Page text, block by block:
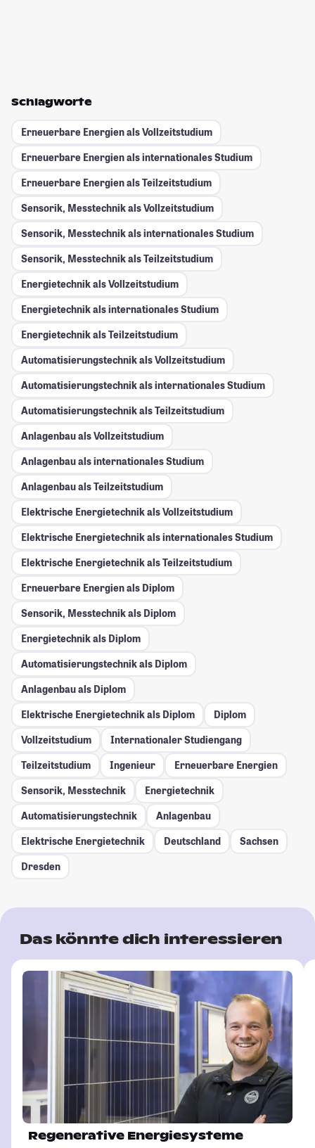
Schlagworte
Erneuerbare Energien als Vollzeitstudium
Erneuerbare Energien als internationales Studium
Erneuerbare Energien als Teilzeitstudium
Sensorik, Messtechnik als Vollzeitstudium
Sensorik, Messtechnik als internationales Studium
Sensorik, Messtechnik als Teilzeitstudium
Energietechnik als Vollzeitstudium
Energietechnik als internationales Studium
Energietechnik als Teilzeitstudium
Automatisierungstechnik als Vollzeitstudium
Automatisierungstechnik als internationales Studium
Automatisierungstechnik als Teilzeitstudium
Anlagenbau als Vollzeitstudium
Anlagenbau als internationales Studium
Anlagenbau als Teilzeitstudium
Elektrische Energietechnik als Vollzeitstudium
Elektrische Energietechnik als internationales Studium
Elektrische Energietechnik als Teilzeitstudium
Erneuerbare Energien als Diplom
Sensorik, Messtechnik als Diplom
Energietechnik als Diplom
Automatisierungstechnik als Diplom
Anlagenbau als Diplom
Elektrische Energietechnik als Diplom
Diplom
Vollzeitstudium
Internationaler Studiengang
Teilzeitstudium
Ingenieur
Erneuerbare Energien
Sensorik, Messtechnik
Energietechnik
Automatisierungstechnik
Anlagenbau
Elektrische Energietechnik
Deutschland
Sachsen
Dresden
Das könnte dich interessieren
Regenerative Energiesysteme